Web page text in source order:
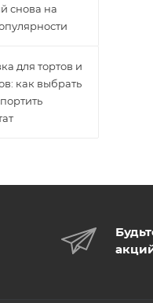
снова на
для тортов и
как выбрать